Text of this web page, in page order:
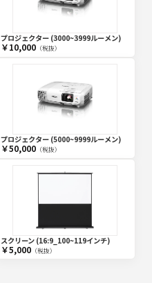
プロジェクター (3000~3999ルーメン)
￥10,000（税抜）
プロジェクター (5000~9999ルーメン)
￥50,000（税抜）
スクリーン (16:9_100~119インチ)
￥5,000（税抜）